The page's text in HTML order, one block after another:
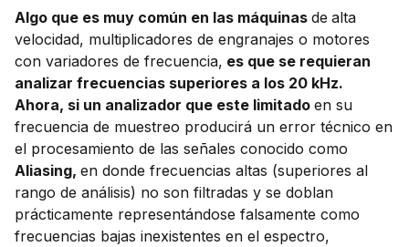
Algo que es muy común en las máquinas de alta
velocidad, multiplicadores de engranajes o motores
con variadores de frecuencia, es que se requieran
analizar frecuencias superiores a los 20 kHz.
Ahora, si un analizador que este limitado en su
frecuencia de muestreo producirá un error técnico en
el procesamiento de las señales conocido como
Aliasing, en donde frecuencias altas (superiores al
rango de análisis) no son filtradas y se doblan
prácticamente representándose falsamente como
frecuencias bajas inexistentes en el espectro,